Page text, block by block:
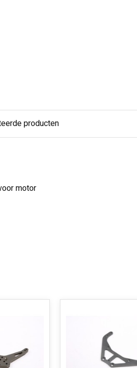
producten
motor